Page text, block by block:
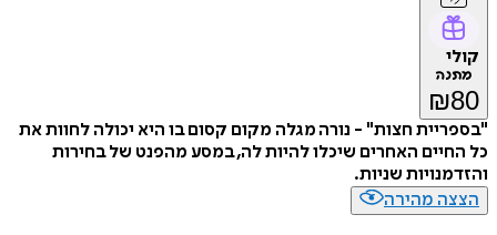
קולי
מתנה
₪80
"בספריית חצות" - נורה מגלה מקום קסום בו היא יכולה לחוות את
כל החיים האחרים שיכלו להיות לה, במסע מהפנט של בחירות
והזדמנויות שניות.
הצצה מהירה